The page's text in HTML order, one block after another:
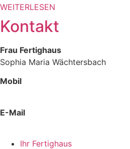
WEITERLESEN
Kontakt
Frau Fertighaus
Sophia Maria Wächtersbach
Mobil
E-Mail
Ihr Fertighaus